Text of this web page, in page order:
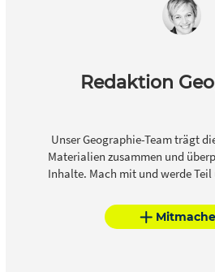
Redaktion
Unser Geographie-Team trägt
Materialien zusammen und
Inhalte. Mach mit und werde